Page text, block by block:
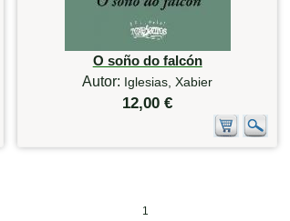
O soño do falcón
Autor: Iglesias, Xabier
12,00 €
1